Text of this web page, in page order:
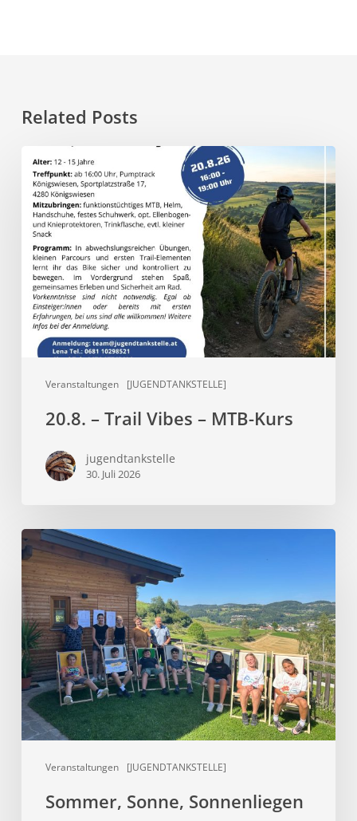
Related Posts
Veranstaltungen [JUGENDTANKSTELLE]
20.8.
Trail
Vibes
MTB-
Kurs
20.8. – Trail Vibes – MTB-Kurs
jugendtankstelle
30. Juli 2026
Veranstaltungen [JUGENDTANKSTELLE]
Sommer,
Sonne,
Sonnenliegen
Sommer, Sonne, Sonnenliegen